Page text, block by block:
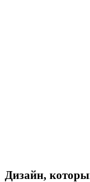
Дизайн,